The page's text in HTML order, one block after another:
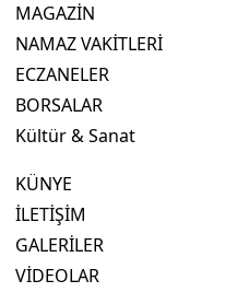
MAGAZİN
NAMAZ VAKİTLERİ
ECZANELER
BORSALAR
Kültür & Sanat
KÜNYE
İLETİŞİM
GALERİLER
VİDEOLAR